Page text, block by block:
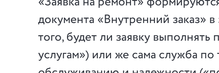
документа «Внутренний заказ»
того, будет ли заявку выполнять
услугам») или же сама служба по